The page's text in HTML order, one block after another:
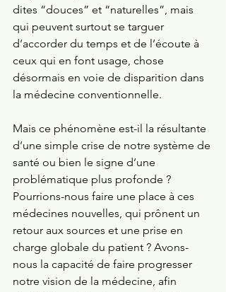
dites “douces” et “naturelles”, mais
qui peuvent surtout se targuer
d’accorder du temps et de l’écoute à
ceux qui en font usage, chose
désormais en voie de disparition dans
la médecine conventionnelle.
Mais ce phénomène est-il la résultante
d’une simple crise de notre système de
santé ou bien le signe d’une
problématique plus profonde ?
Pourrions-nous faire une place à ces
médecines nouvelles, qui prônent un
retour aux sources et une prise en
charge globale du patient ? Avons-
nous la capacité de faire progresser
notre vision de la médecine, afin